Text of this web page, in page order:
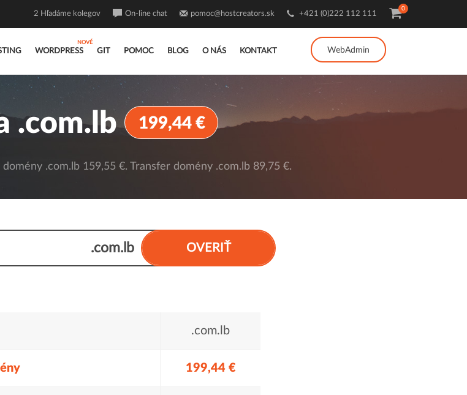
WORDPRESS GIT POMOC BLOG O NÁS KONTAKT WebAdmin
2 Hľadáme kolegov On-line chat pomoc@hostcreators.sk +421 (0)222 112 111
0
.com.lb 199,44 €
.com.lb 159,55 €. Transfer domény .com.lb 89,75 €.
OVERIŤ
.com.lb
.com.lb
199,44 €